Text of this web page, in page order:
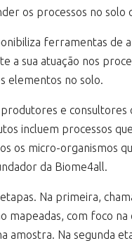
os processos no
ferramentas de
a sua atuação nos
elementos no solo.
e consultores
incluem processos
os micro-organismos
da Biome4all.
Na primeira,
mapeadas, com foco
amostra. Na segunda